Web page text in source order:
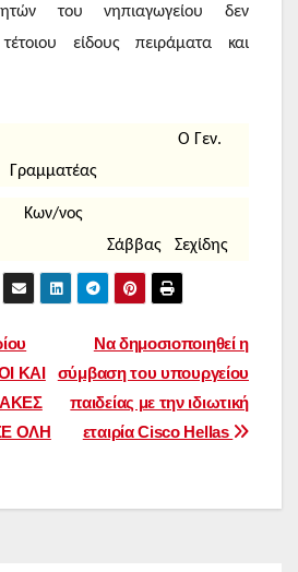
του νηπιαγωγείου δεν
είδους πειράματα και
Ο Γεν.
Γραμματέας
Κων/νος
Σάββας Σεχίδης
Να δημοσιοποιηθεί η
σύμβαση του υπουργείου
παιδείας με την ιδιωτική
εταιρία Cisco Hellas
ΚΑΙ
ΟΛΗ